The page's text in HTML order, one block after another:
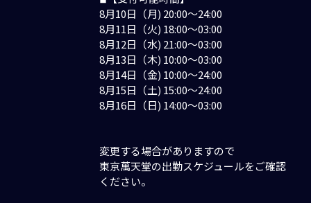
8月10日（月) 20:00〜24:00
8月11日（火) 18:00〜03:00
8月12日（水) 21:00〜03:00
8月13日（木) 10:00〜03:00
8月14日（金) 10:00〜24:00
8月15日（土) 15:00〜24:00
8月16日（日) 14:00〜03:00
変更する場合がありますので
東京萬天堂の出勤スケジュールをご確認
ください。